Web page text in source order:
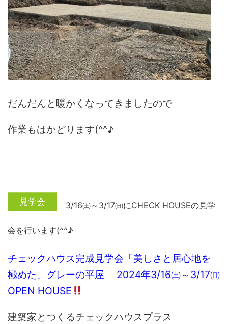
だんだんと暖かくなってきましたので
作業もはかどります(^^♪
3/16㈯～3/17㈰にCHECK HOUSEの見学
会を行います(^^♪
チェックハウス完成見学会「美しさと居心地を
極めた、グレーの平屋」 2024年3/16㈯～3/17㈰
OPEN HOUSE
建築家とつくるチェックハウスプラス